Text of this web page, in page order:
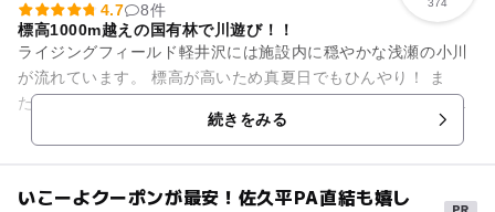
374
4.7
8件
標高1000m越えの国有林で川遊び！！
ライジングフィールド軽井沢には施設内に穏やかな浅瀬の小川
が流れています。 標高が高いため真夏日でもひんやり！ ま
た、木々が川を囲んでいるので川遊びに疲れても木漏れ日で休
憩なんかも出来ちゃいま...続きをみる
いこーよクーポンが最安！佐久平PA直結も嬉し